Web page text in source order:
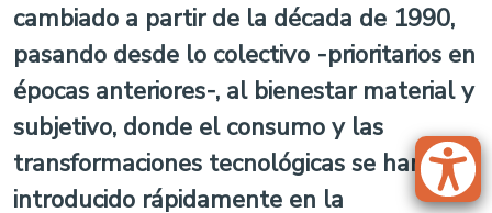
cambiado a partir de la década de 1990,
pasando desde lo colectivo -prioritarios en
épocas anteriores-, al bienestar material y
subjetivo, donde el consumo y las
transformaciones tecnológicas se han
introducido rápidamente en la